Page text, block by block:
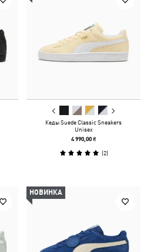
Кеды Suede Classic Sneakers
Unisex
4 990,00 ₴
(2)
НОВИНКА